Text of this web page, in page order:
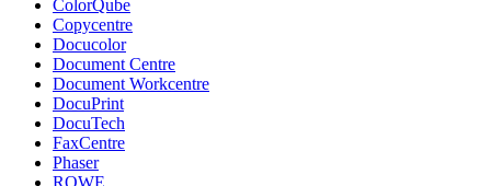
ColorQube
Copycentre
Docucolor
Document Centre
Document Workcentre
DocuPrint
DocuTech
FaxCentre
Phaser
ROWE